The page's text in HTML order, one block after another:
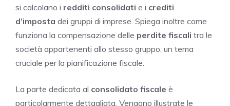
si calcolano i redditi consolidati e i crediti
d’imposta dei gruppi di imprese. Spiega inoltre come
funziona la compensazione delle perdite fiscali tra le
società appartenenti allo stesso gruppo, un tema
cruciale per la pianificazione fiscale.
La parte dedicata al consolidato fiscale è
particolarmente dettagliata. Vengono illustrate le